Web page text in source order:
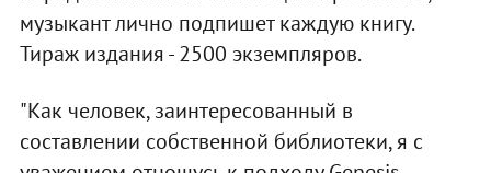
музыкант лично подпишет каждую книгу.
Тираж издания - 2500 экземпляров.
"Как человек, заинтересованный в
составлении собственной библиотеки, я с